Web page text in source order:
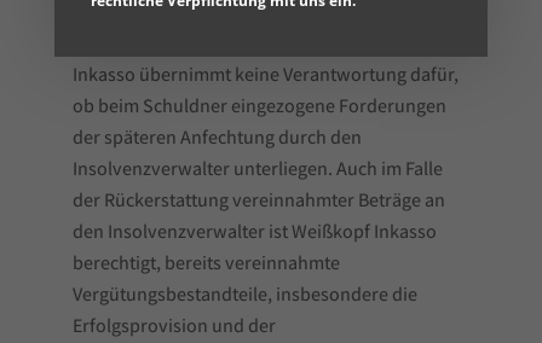
vom Schuldner geleistete Beträge an den
Inkasso übernimmt keine Verantwortung dafür,
ob beim Schuldner eingezogene Forderungen
der späteren Anfechtung durch den
Insolvenzverwalter unterliegen. Auch im Falle
der Rückerstattung vereinnahmter Beträge an
den Insolvenzverwalter ist Weißkopf Inkasso
berechtigt, bereits vereinnahmte
Vergütungsbestandteile, insbesondere die
Erfolgsprovision und der